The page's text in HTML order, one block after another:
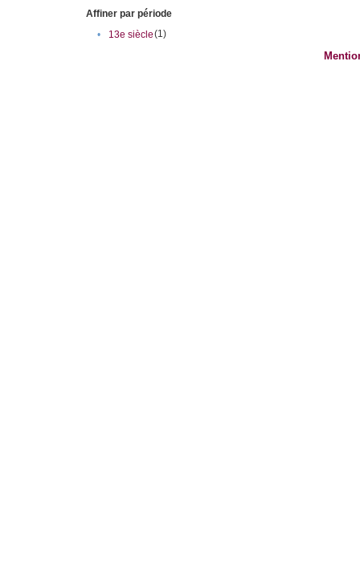
Affiner par période
•
13e siècle(1)